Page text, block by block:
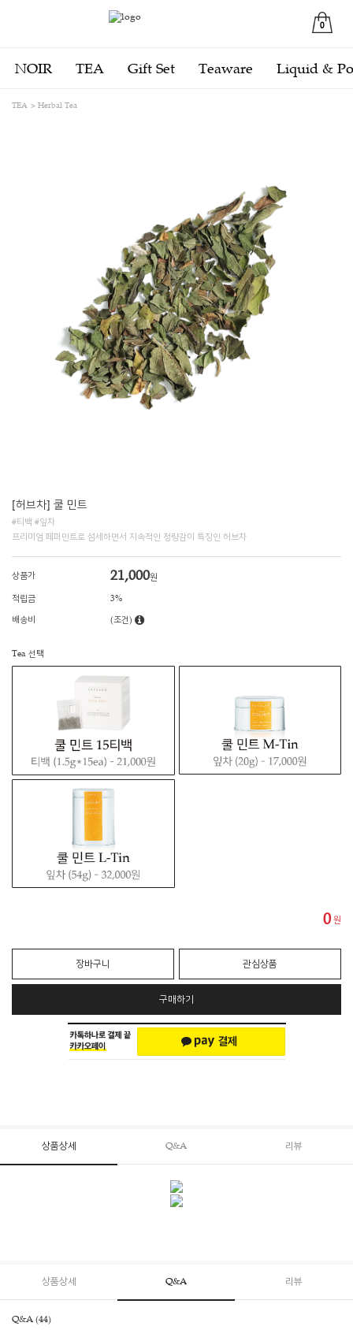
0
NOIR TEA Gift Set Teaware Liquid &
TEA Herbal Tea
[허브차] 쿨 민트
#티백 #잎차
프리미엄 페퍼민트로 섬세하면서 지속적인 청량감이 특징인 허브차
상품가 21,000원
적립금 3%
배송비 (조건)
Tea 선택
0 원
장바구니 관심상품
구매하기
상품상세 Q&A 리뷰
상품상세 Q&A 리뷰
Q&A (44)